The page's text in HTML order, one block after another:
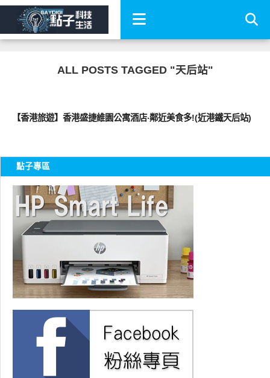
ALL POSTS TAGGED "天后站"
【香港旅遊】香港盛捷維園公寓酒店‧鄰近美食多!(近港鐵天后站)
點子專區